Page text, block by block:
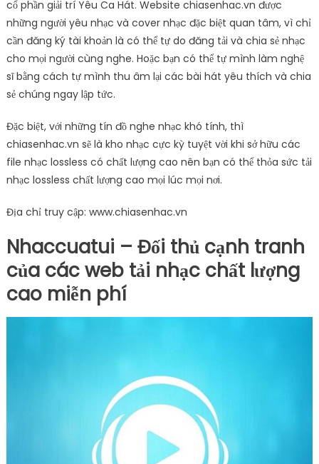
cổ phần giải trí Yêu Ca Hát. Website chiasenhac.vn được
những người yêu nhạc và cover nhạc đặc biệt quan tâm, vì chỉ
cần đăng ký tài khoản là có thể tự do đăng tải và chia sẻ nhạc
cho mọi người cùng nghe. Hoặc bạn có thể tự mình làm nghệ
sĩ bằng cách tự mình thu âm lại các bài hát yêu thích và chia
sẻ chúng ngay lập tức.
Đặc biệt, với những tín đồ nghe nhạc khó tính, thì
chiasenhac.vn sẽ là kho nhạc cực kỳ tuyệt vời khi sở hữu các
file nhạc lossless có chất lượng cao nên bạn có thể thỏa sức tải
nhạc lossless chất lượng cao mọi lúc mọi nơi.
Địa chỉ truy cập: www.chiasenhac.vn
Nhaccuatui – Đối thủ cạnh tranh
của các web tải nhạc chất lượng
cao miễn phí